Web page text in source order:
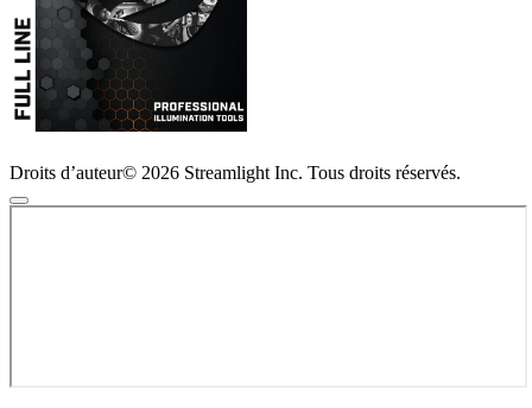
Droits d’auteur© 2026 Streamlight Inc. Tous droits réservés.